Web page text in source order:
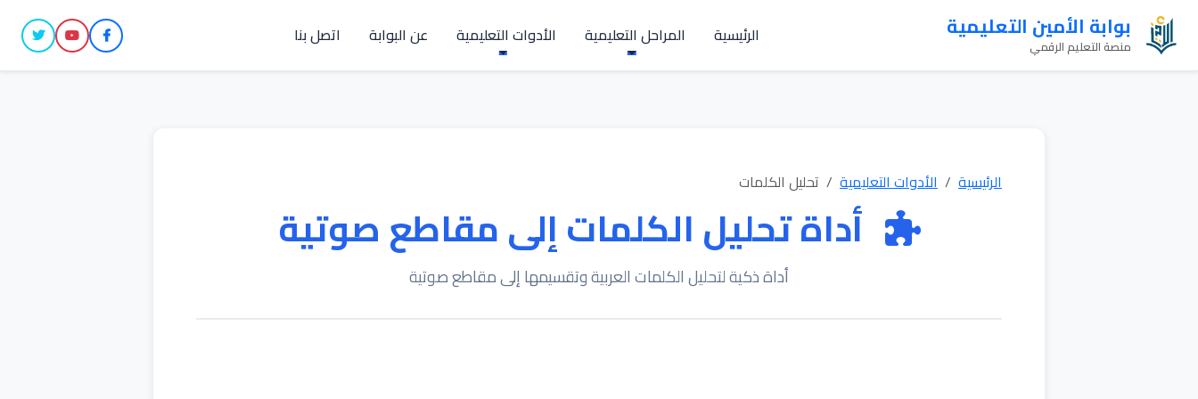
بوابة الأمين التعليمية
منصة التعليم الرقمي الرئيسية المراحل التعليمية الأدوات التعليمية عن البوابة اتصل بنا
الرئيسية الأدوات التعليمية تحليل الكلمات
أداة تحليل الكلمات إلى مقاطع صوتية
أداة ذكية لتحليل الكلمات العربية وتقسيمها إلى مقاطع صوتية